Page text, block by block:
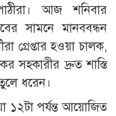
আজ শনিবার
সামনে মানববন্ধন
গ্রেপ্তার হওয়া চালক,
সহকারীর দ্রুত শাস্তি
ধরেন।
১২টা পর্যন্ত আয়োজিত